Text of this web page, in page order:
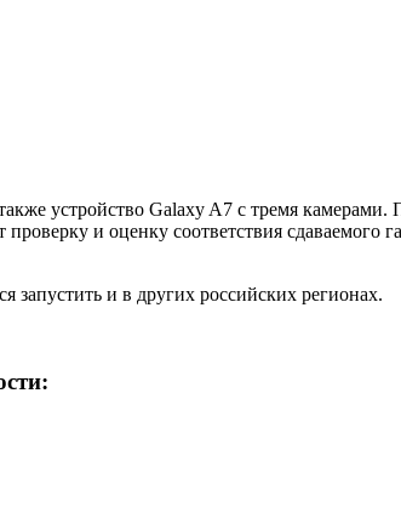
устройство Galaxy A7 с тремя камерами.
и оценку соответствия сдаваемого
запустить и в других российских регионах.